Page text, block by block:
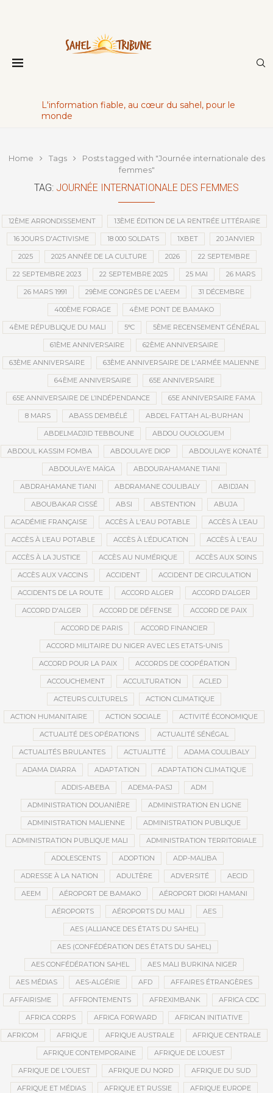
L'information fiable, au cœur du sahel, pour le
monde
Home Tags
Posts tagged with "Journée internationale des
femmes"
TAG: JOURNÉE INTERNATIONALE DES FEMMES
12ÈME ARRONDISSEMENT 13ÈME ÉDITION DE LA RENTRÉE LITTÉRAIRE
16 JOURS D'ACTIVISME 18 000 SOLDATS 1XBET 20 JANVIER
2025 2025 ANNÉE DE LA CULTURE 2026 22 SEPTEMBRE
22 SEPTEMBRE 2023 22 SEPTEMBRE 2025 25 MAI 26 MARS
26 MARS 1991 29ÈME CONGRÈS DE L'AEEM 31 DÉCEMBRE
400ÈME FORAGE 4ÈME PONT DE BAMAKO
4ÈME RÉPUBLIQUE DU MALI 5°C 5ÈME RECENSEMENT GÉNÉRAL
61ÈME ANNIVERSAIRE 62ÈME ANNIVERSAIRE
63ÈME ANNIVERSAIRE 63ÈME ANNIVERSAIRE DE L'ARMÉE MALIENNE
64ÈME ANNIVERSAIRE 65E ANNIVERSAIRE
65E ANNIVERSAIRE DE L’INDÉPENDANCE 65E ANNIVERSAIRE FAMA
8 MARS ABASS DEMBÉLÉ ABDEL FATTAH AL-BURHAN
ABDELMADJID TEBBOUNE ABDOU OUOLOGUEM
ABDOUL KASSIM FOMBA ABDOULAYE DIOP ABDOULAYE KONATÉ
ABDOULAYE MAÏGA ABDOURAHAMANE TIANI
ABDRAHAMANE TIANI ABDRAMANE COULIBALY ABIDJAN
ABOUBAKAR CISSÉ ABSI ABSTENTION ABUJA
ACADÉMIE FRANÇAISE ACCÈS À L'EAU POTABLE ACCÈS À L’EAU
ACCÈS À L’EAU POTABLE ACCÈS À L’ÉDUCATION ACCÈS À L'EAU
ACCÈS À LA JUSTICE ACCÈS AU NUMÉRIQUE ACCÈS AUX SOINS
ACCÈS AUX VACCINS ACCIDENT ACCIDENT DE CIRCULATION
ACCIDENTS DE LA ROUTE ACCORD ALGER ACCORD D’ALGER
ACCORD D'ALGER ACCORD DE DÉFENSE ACCORD DE PAIX
ACCORD DE PARIS ACCORD FINANCIER
ACCORD MILITAIRE DU NIGER AVEC LES ETATS-UNIS
ACCORD POUR LA PAIX ACCORDS DE COOPÉRATION
ACCOUCHEMENT ACCULTURATION ACLED
ACTEURS CULTURELS ACTION CLIMATIQUE
ACTION HUMANITAIRE ACTION SOCIALE ACTIVITÉ ÉCONOMIQUE
ACTUALITÉ DES OPÉRATIONS ACTUALITÉ SÉNÉGAL
ACTUALITÉS BRULANTES ACTUALITTÉ ADAMA COULIBALY
ADAMA DIARRA ADAPTATION ADAPTATION CLIMATIQUE
ADDIS-ABEBA ADEMA-PASJ ADM
ADMINISTRATION DOUANIÈRE ADMINISTRATION EN LIGNE
ADMINISTRATION MALIENNE ADMINISTRATION PUBLIQUE
ADMINISTRATION PUBLIQUE MALI ADMINISTRATION TERRITORIALE
ADOLESCENTS ADOPTION ADP-MALIBA
ADRESSE À LA NATION ADULTÈRE ADVERSITÉ AECID
AEEM AÉROPORT DE BAMAKO AÉROPORT DIORI HAMANI
AÉROPORTS AÉROPORTS DU MALI AES
AES (ALLIANCE DES ÉTATS DU SAHEL)
AES (CONFÉDÉRATION DES ÉTATS DU SAHEL)
AES CONFÉDÉRATION SAHEL AES MALI BURKINA NIGER
AES MÉDIAS AES-ALGÉRIE AFD AFFAIRES ÉTRANGÈRES
AFFAIRISME AFFRONTEMENTS AFREXIMBANK AFRICA CDC
AFRICA CORPS AFRICA FORWARD AFRICAN INITIATIVE
AFRICOM AFRIQUE AFRIQUE AUSTRALE AFRIQUE CENTRALE
AFRIQUE CONTEMPORAINE AFRIQUE DE L’OUEST
AFRIQUE DE L'OUEST AFRIQUE DU NORD AFRIQUE DU SUD
AFRIQUE ET MÉDIAS AFRIQUE ET RUSSIE AFRIQUE EUROPE